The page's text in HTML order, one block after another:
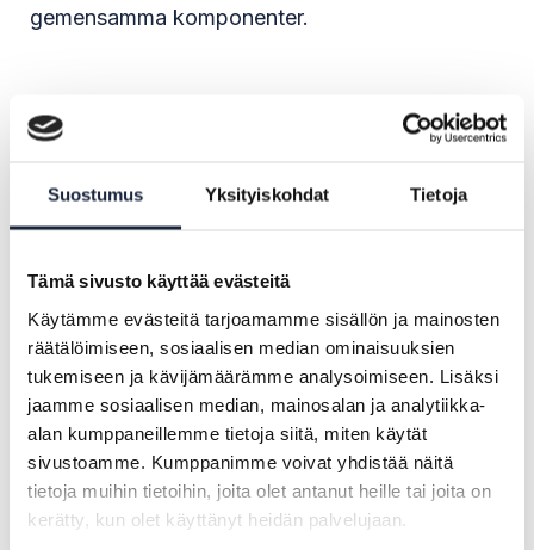
Suostumus Yksityiskohdat Tietoja
Tämä sivusto käyttää evästeitä
Käytämme evästeitä tarjoamamme sisällön ja mainosten
räätälöimiseen, sosiaalisen median ominaisuuksien
tukemiseen ja kävijämäärämme analysoimiseen. Lisäksi
jaamme sosiaalisen median, mainosalan ja analytiikka-
alan kumppaneillemme tietoja siitä, miten käytät
sivustoamme. Kumppanimme voivat yhdistää näitä
tietoja muihin tietoihin, joita olet antanut heille tai joita on
kerätty, kun olet käyttänyt heidän palvelujaan.
gemensamma komponenter.
publicerats.
Projectathon #2